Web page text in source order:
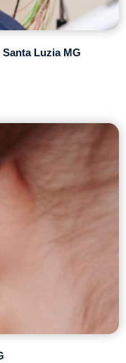
Luzia MG